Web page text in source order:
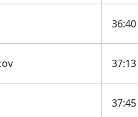
36:40
37:13
37:45